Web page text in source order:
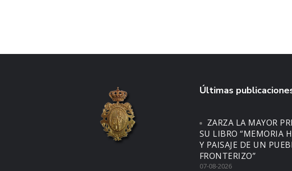
Últimas
ZARZA LA MAYOR
SU LIBRO “MEMORIA
Y PAISAJE DE UN
FRONTERIZO”
07-08-2026